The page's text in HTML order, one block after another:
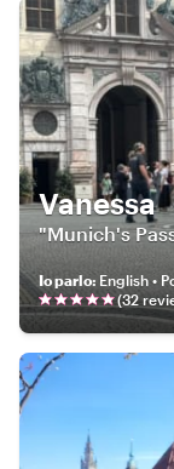
Vanessa
"Munich's
Io parlo: English •
(32